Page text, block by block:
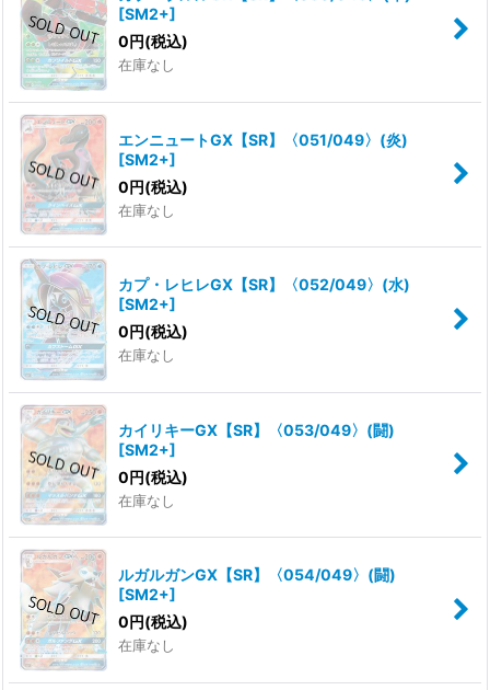
[SM2+]
0円(税込)
在庫なし
エンニュートGX【SR】〈051/049〉(炎)
[SM2+]
0円(税込)
在庫なし
カプ・レヒレGX【SR】〈052/049〉(水)
[SM2+]
0円(税込)
在庫なし
カイリキーGX【SR】〈053/049〉(闘)
[SM2+]
0円(税込)
在庫なし
ルガルガンGX【SR】〈054/049〉(闘)
[SM2+]
0円(税込)
在庫なし